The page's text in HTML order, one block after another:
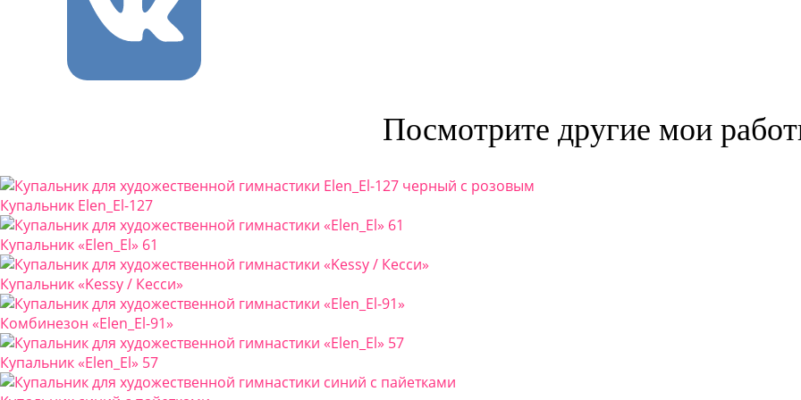
Посмотрите другие мои
Купальник Elen_El-127
Купальник «Elen_El» 61
Купальник «Kessy / Кесси»
Комбинезон «Elen_El-91»
Купальник «Elen_El» 57